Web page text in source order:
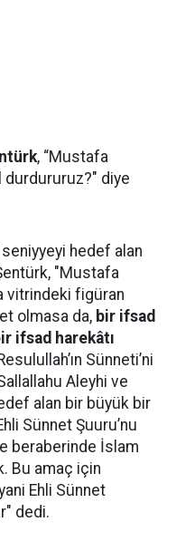
, “Mustafa
durdururuz?" diye
hedef alan
"Mustafa
vitrindeki figüran
olmasa da, bir ifsad
ifsad harekâtı
Sünneti’ni
Aleyhi ve
alan bir büyük bir
Sünnet Şuuru’nu
beraberinde İslam
Bu amaç için
Ehli Sünnet
dedi.